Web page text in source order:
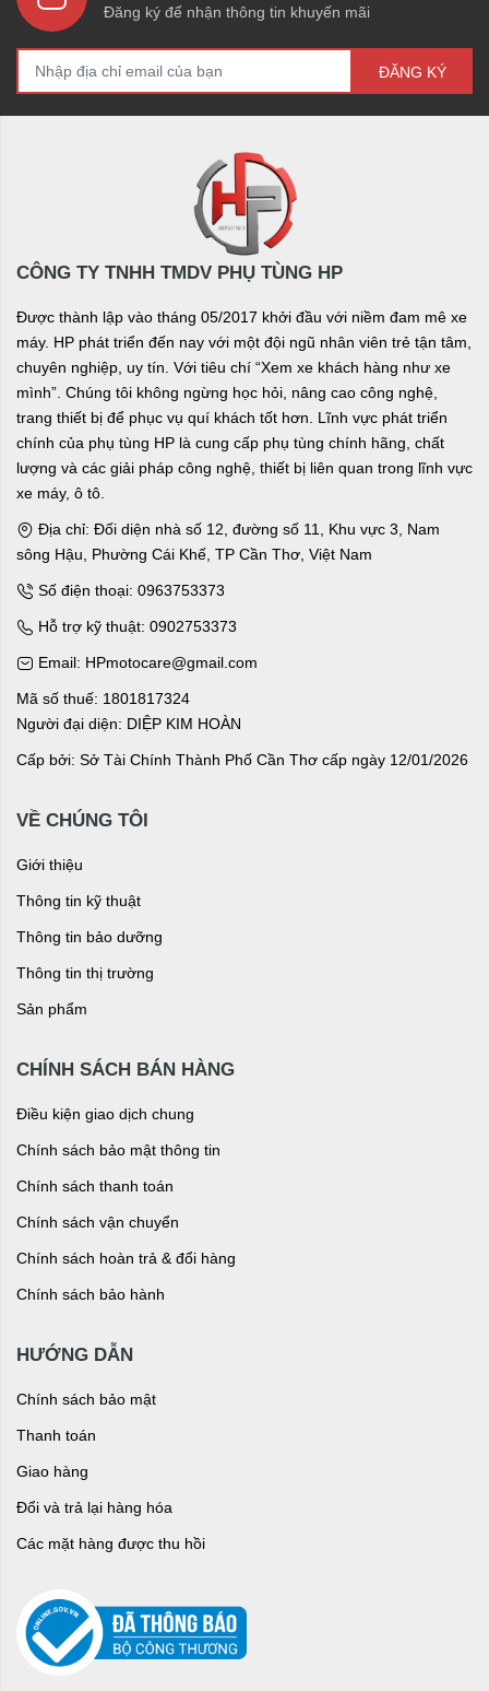
Đăng ký để nhận thông tin khuyến mãi
ĐĂNG KÝ
CÔNG TY TNHH TMDV PHỤ TÙNG HP
Được thành lập vào tháng 05/2017 khởi đầu với niềm đam mê xe
máy. HP phát triển đến nay với một đội ngũ nhân viên trẻ tận tâm,
chuyên nghiệp, uy tín. Với tiêu chí “Xem xe khách hàng như xe
mình”. Chúng tôi không ngừng học hỏi, nâng cao công nghệ,
trang thiết bị để phục vụ quí khách tốt hơn. Lĩnh vực phát triển
chính của phụ tùng HP là cung cấp phụ tùng chính hãng, chất
lượng và các giải pháp công nghệ, thiết bị liên quan trong lĩnh vực
xe máy, ô tô.
Địa chỉ: Đối diện nhà số 12, đường số 11, Khu vực 3, Nam
sông Hậu, Phường Cái Khế, TP Cần Thơ, Việt Nam
Số điện thoại: 0963753373
Hỗ trợ kỹ thuật: 0902753373
Email: HPmotocare@gmail.com
Mã số thuế: 1801817324
Người đại diện: DIỆP KIM HOÀN
Cấp bởi: Sở Tài Chính Thành Phố Cần Thơ cấp ngày 12/01/2026
VỀ CHÚNG TÔI
Giới thiệu
Thông tin kỹ thuật
Thông tin bảo dưỡng
Thông tin thị trường
Sản phẩm
CHÍNH SÁCH BÁN HÀNG
Điều kiện giao dịch chung
Chính sách bảo mật thông tin
Chính sách thanh toán
Chính sách vận chuyển
Chính sách hoàn trả & đổi hàng
Chính sách bảo hành
HƯỚNG DẪN
Chính sách bảo mật
Thanh toán
Giao hàng
Đổi và trả lại hàng hóa
Các mặt hàng được thu hồi